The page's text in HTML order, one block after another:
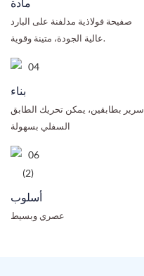
صفيحة فولاذية مدلفنة على البارد
عالية الجودة، متينة وقوية.
بناء
سرير بطابقين، يمكن تحريك الطابق
السفلي بسهولة
أسلوب
عصري وبسيط